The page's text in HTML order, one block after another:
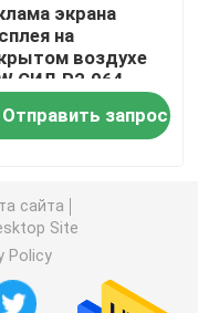
экрана
на
воздухе
СИД P2.064
творческая
Отправить запрос
сайта
Site
Policy